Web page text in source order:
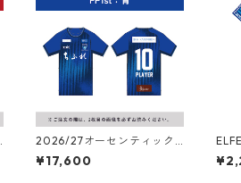
2026/27オーセンティック
ユニフォーム フィールドプ
レーヤー（1st：青）
¥17,600
ス